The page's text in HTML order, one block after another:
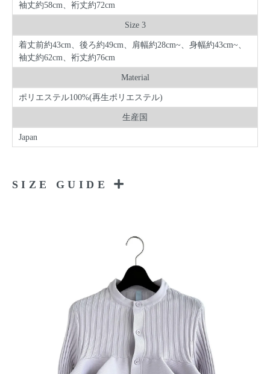
袖丈約58cm、裄丈約72cm
Size 3
着丈前約43cm、後ろ約49cm、肩幅約28cm~、身幅約43cm~、
袖丈約62cm、裄丈約76cm
Material
ポリエステル100%(再生ポリエステル)
生産国
Japan
SIZE GUIDE